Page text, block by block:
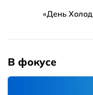
«День
В фокусе